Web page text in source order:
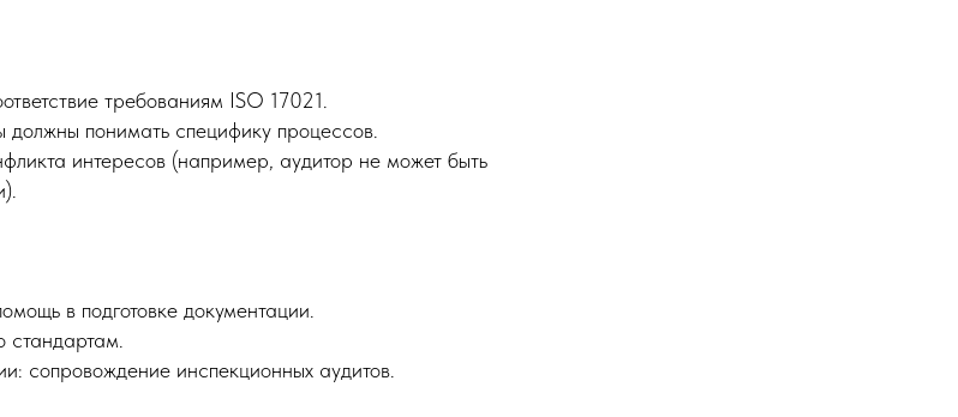
требованиям ISO 17021.
понимать специфику процессов.
интересов (например, аудитор не может быть
в подготовке документации.
стандартам.
сопровождение инспекционных аудитов.